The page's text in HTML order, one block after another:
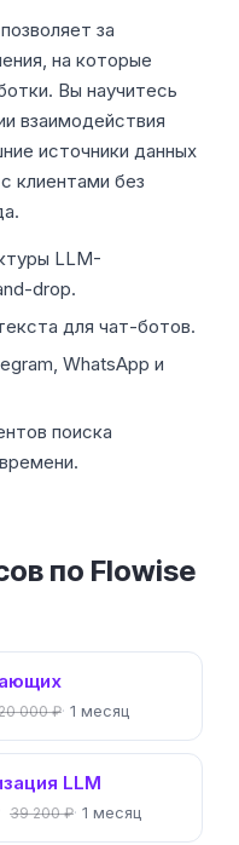
за
на которые
Вы научитесь
взаимодействия
источники данных
клиентами без
LLM-
drop.
для чат-ботов.
WhatsApp и
поиска
по Flowise
000 ₽ 1 месяц
LLM
39 200 ₽ 1 месяц